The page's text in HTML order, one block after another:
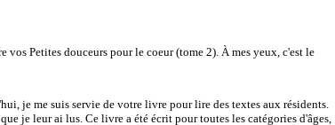
vos Petites douceurs pour le coeur (tome 2). À mes yeux, c'est le
je me suis servie de votre livre pour lire des textes aux résidents.
je leur ai lus. Ce livre a été écrit pour toutes les catégories d'âges,